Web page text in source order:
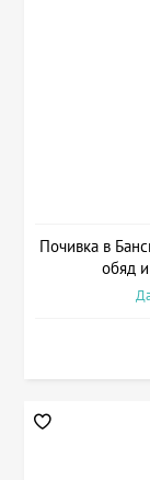
Почивка в
обяд